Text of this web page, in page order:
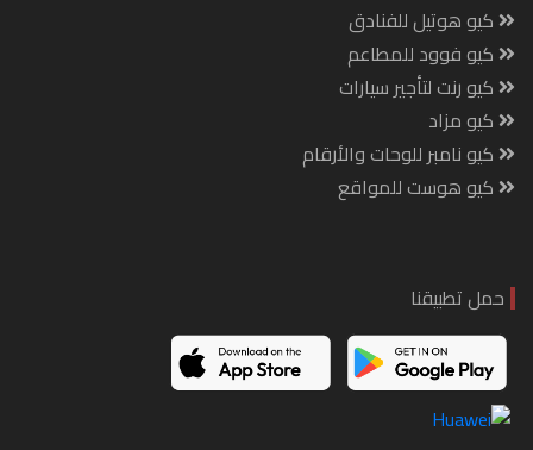
كيو هوتيل للفنادق
كيو فوود للمطاعم
كيو رنت لتأجير سيارات
كيو مزاد
كيو نامبر للوحات والأرقام
كيو هوست للمواقع
حمل تطبيقنا